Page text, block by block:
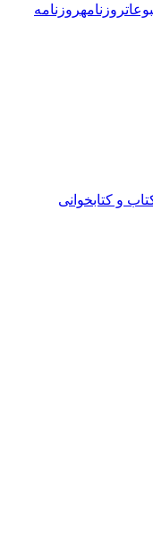
روزنامهروزنامه
و کتابخوانی